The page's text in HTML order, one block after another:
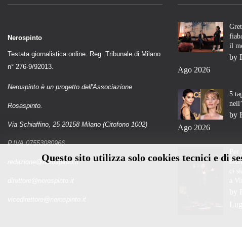
Questo sito utilizza solo cookies tecnici e di
Nerospinto
Testata giornalistica online. Reg. Tribunale di Milano
n° 276-9/92013.
Nerospinto è un progetto dell'Associazione
Rosaspinto.
Via Schiaffino, 25 20158 Milano (Citofono 1002)
P.IVA 07553080966
redazione@nerospinto.it
il
by
Ago 2026
5
by
Ago 2026
ci